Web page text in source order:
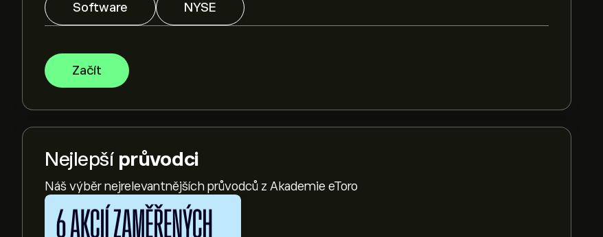
Software
NYSE
Začít
Nejlepší průvodci
Náš výběr nejrelevantnějších průvodců z Akademie eToro